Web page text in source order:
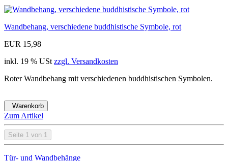
Wandbehang, verschiedene buddhistische Symbole, rot
EUR 15,98
inkl. 19 % USt zzgl. Versandkosten
Roter Wandbehang mit verschiedenen buddhistischen Symbolen.
Warenkorb
Zum Artikel
Seite 1 von 1
Tür- und Wandbehänge